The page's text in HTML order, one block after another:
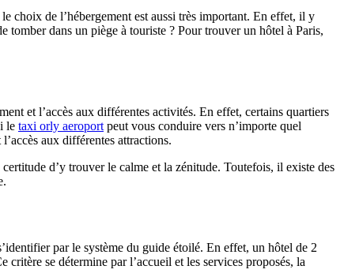
choix de l’hébergement est aussi très important. En effet, il y
tomber dans un piège à touriste ? Pour trouver un hôtel à Paris,
et l’accès aux différentes activités. En effet, certains quartiers
le taxi orly aeroport peut vous conduire vers n’importe quel
aux différentes attractions.
d’y trouver le calme et la zénitude. Toutefois, il existe des
par le système du guide étoilé. En effet, un hôtel de 2
critère se détermine par l’accueil et les services proposés, la